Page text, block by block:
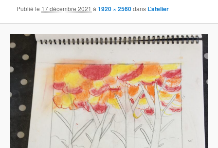
Publié le 17 décembre 2021 à1920 × 2560dans L’atelier